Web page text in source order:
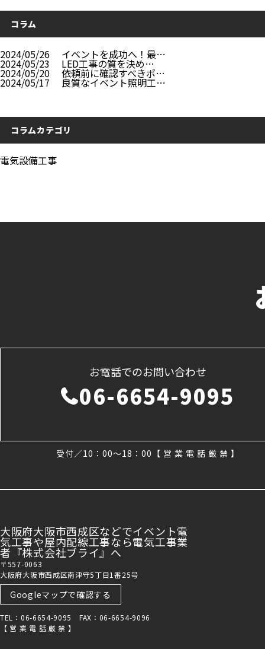
コラム
2024/05/26 イベントを成功へ！最…
2024/05/23 LED工事の質を決め…
2024/05/20 依頼前に確認すべきポ…
2024/05/17 良質なイベント照明工…
コラムカテゴリ
電気設備工事
お電話でのお問い合わせ
06-6654-9095
受付／10：00～18：00【 営 業 電 話 厳 禁 】
大阪府大阪市西成区などでイベント電
気工事や屋内配線工事なら電気工事業
者『株式会社ブライ』へ
〒557-0063
大阪府大阪市西成区南津守5丁目1番25号
Googleマップで確認する
TEL：06-6654-9095 FAX：06-6654-9096
【 営 業 電 話 厳 禁 】